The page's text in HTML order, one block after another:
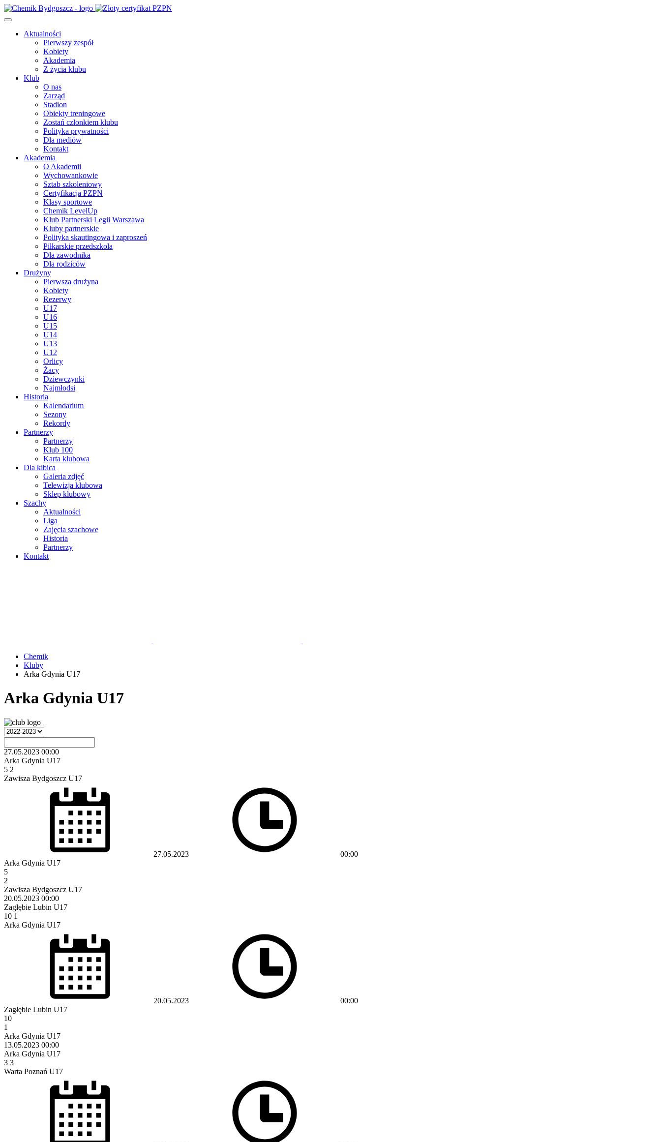
Aktualności
Pierwszy zespół
Kobiety
Akademia
Z życia klubu
Klub
O nas
Zarząd
Stadion
Obiekty treningowe
Zostań członkiem klubu
Polityka prywatności
Dla mediów
Kontakt
Akademia
O Akademii
Wychowankowie
Sztab szkoleniowy
Certyfikacja PZPN
Klasy sportowe
Chemik LevelUp
Klub Partnerski Legii Warszawa
Kluby partnerskie
Polityka skautingowa i zaproszeń
Piłkarskie przedszkola
Dla zawodnika
Dla rodziców
Drużyny
Pierwsza drużyna
Kobiety
Rezerwy
U17
U16
U15
U14
U13
U12
Orlicy
Żacy
Dziewczynki
Najmłodsi
Historia
Kalendarium
Sezony
Rekordy
Partnerzy
Partnerzy
Klub 100
Karta klubowa
Dla kibica
Galeria zdjęć
Telewizja klubowa
Sklep klubowy
Szachy
Aktualności
Liga
Zajęcia szachowe
Historia
Partnerzy
Kontakt
Chemik
Kluby
Arka Gdynia U17
Arka Gdynia U17
27.05.2023 00:00
Arka Gdynia U17
5 2
Zawisza Bydgoszcz U17
27.05.2023
00:00
Arka Gdynia U17
5
2
Zawisza Bydgoszcz U17
20.05.2023 00:00
Zagłębie Lubin U17
10 1
Arka Gdynia U17
20.05.2023
00:00
Zagłębie Lubin U17
10
1
Arka Gdynia U17
13.05.2023 00:00
Arka Gdynia U17
3 3
Warta Poznań U17